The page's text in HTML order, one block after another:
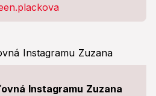
Instagramu Zuzana